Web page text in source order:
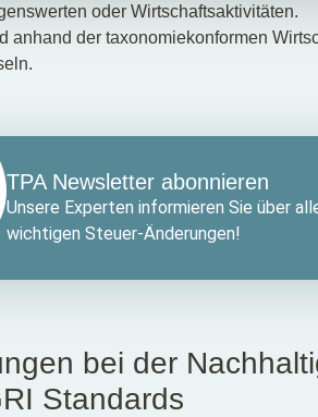
oder Wirtschaftsaktivitäten.
anhand der taxonomiekonformen
TPA Newsletter abonnieren
Unsere Experten informieren Sie über
wichtigen Steuer-Änderungen!
bei der
Standards